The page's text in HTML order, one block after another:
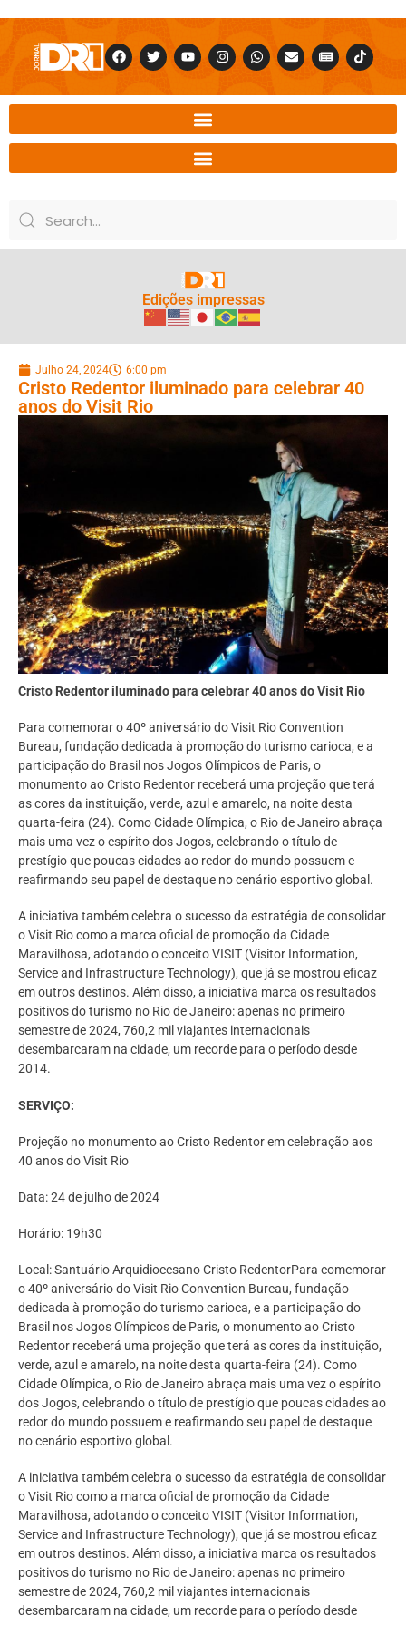
Edições impressas
Julho 24, 2024 6:00 pm
Cristo Redentor iluminado para celebrar 40
anos do Visit Rio
Cristo Redentor iluminado para celebrar 40 anos do Visit Rio
Para comemorar o 40º aniversário do Visit Rio Convention
Bureau, fundação dedicada à promoção do turismo carioca, e a
participação do Brasil nos Jogos Olímpicos de Paris, o
monumento ao Cristo Redentor receberá uma projeção que terá
as cores da instituição, verde, azul e amarelo, na noite desta
quarta-feira (24). Como Cidade Olímpica, o Rio de Janeiro abraça
mais uma vez o espírito dos Jogos, celebrando o título de
prestígio que poucas cidades ao redor do mundo possuem e
reafirmando seu papel de destaque no cenário esportivo global.
A iniciativa também celebra o sucesso da estratégia de consolidar
o Visit Rio como a marca oficial de promoção da Cidade
Maravilhosa, adotando o conceito VISIT (Visitor Information,
Service and Infrastructure Technology), que já se mostrou eficaz
em outros destinos. Além disso, a iniciativa marca os resultados
positivos do turismo no Rio de Janeiro: apenas no primeiro
semestre de 2024, 760,2 mil viajantes internacionais
desembarcaram na cidade, um recorde para o período desde
2014.
SERVIÇO:
Projeção no monumento ao Cristo Redentor em celebração aos
40 anos do Visit Rio
Data: 24 de julho de 2024
Horário: 19h30
Local: Santuário Arquidiocesano Cristo RedentorPara comemorar
o 40º aniversário do Visit Rio Convention Bureau, fundação
dedicada à promoção do turismo carioca, e a participação do
Brasil nos Jogos Olímpicos de Paris, o monumento ao Cristo
Redentor receberá uma projeção que terá as cores da instituição,
verde, azul e amarelo, na noite desta quarta-feira (24). Como
Cidade Olímpica, o Rio de Janeiro abraça mais uma vez o espírito
dos Jogos, celebrando o título de prestígio que poucas cidades ao
redor do mundo possuem e reafirmando seu papel de destaque
no cenário esportivo global.
A iniciativa também celebra o sucesso da estratégia de consolidar
o Visit Rio como a marca oficial de promoção da Cidade
Maravilhosa, adotando o conceito VISIT (Visitor Information,
Service and Infrastructure Technology), que já se mostrou eficaz
em outros destinos. Além disso, a iniciativa marca os resultados
positivos do turismo no Rio de Janeiro: apenas no primeiro
semestre de 2024, 760,2 mil viajantes internacionais
desembarcaram na cidade, um recorde para o período desde